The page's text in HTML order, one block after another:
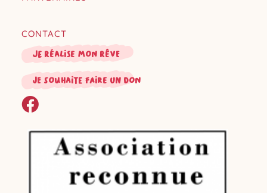
CONTACT
Je réalise mon rêve
je souhaite faire un don